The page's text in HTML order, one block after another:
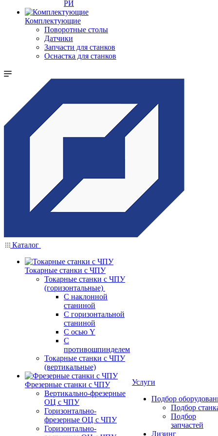
РИ
Комплектующие
Поворотные столы
Датчики
Запчасти для станков
Оснастка для станков
Каталог
Токарные станки с ЧПУ
Токарные станки с ЧПУ
(горизонтальные)
С наклонной
станиной
С горизонтальной
станиной
С осью Y
С
противошпинделем
Токарные станки с ЧПУ
(вертикальные)
Фрезерные станки с ЧПУ
Вертикально-фрезерные
ОЦ с ЧПУ
Горизонтально-
фрезерные ОЦ с ЧПУ
Горизонтально-
Услуги
Подбор
Подбор
Подбор
запчастей
Лизинг